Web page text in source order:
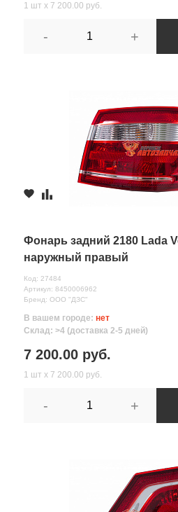
1 шт х 7 200.00 руб.
- +
Фонарь задний 2180 Lada
наружный правый
Код: 27484
Артикул: 8450006962
Бренд: ООО "ДЗС"
В вашем городе: нет
Склад: >4 (доставка 2-5 дней)
7 200.00 руб.
1 шт х 7 200.00 руб.
- +